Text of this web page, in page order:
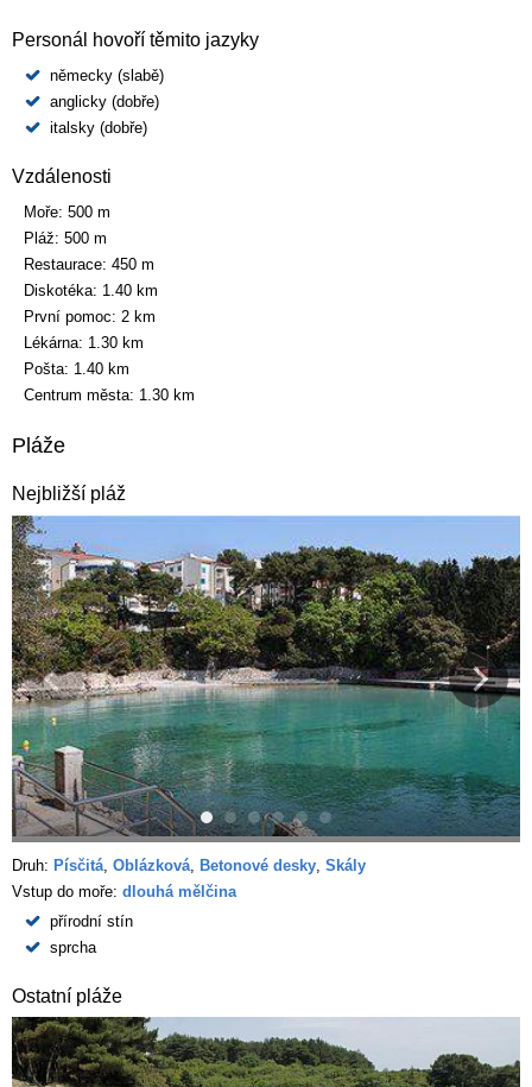
Personál hovoří těmito jazyky
německy (slabě)
anglicky (dobře)
italsky (dobře)
Vzdálenosti
Moře: 500 m
Pláž: 500 m
Restaurace: 450 m
Diskotéka: 1.40 km
První pomoc: 2 km
Lékárna: 1.30 km
Pošta: 1.40 km
Centrum města: 1.30 km
Pláže
Nejbližší pláž
Druh: Písčitá Oblázková Betonové desky Skály
Vstup do moře: dlouhá mělčina
přírodní stín
sprcha
Ostatní pláže